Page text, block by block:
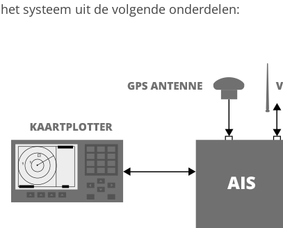
het systeem uit de volgende onderdelen: